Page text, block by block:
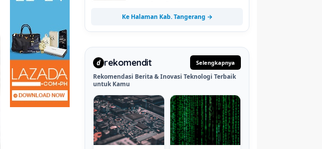
Ke Halaman Kab. Tangerang →
d rekomendit Selengkapnya
Rekomendasi Berita & Inovasi Teknologi Terbaik
untuk Kamu